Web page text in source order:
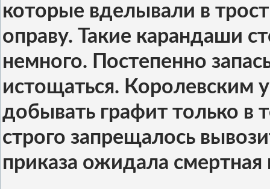
которые вделывали в
оправу. Такие карандаши
немного. Постепенно
истощаться. Королевским
добывать графит только в
строго запрещалось
приказа ожидала смертная